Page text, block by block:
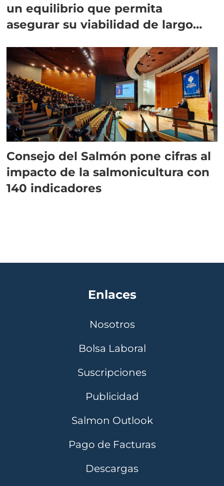
un equilibrio que permita
asegurar su viabilidad de largo
Consejo del Salmón pone cifras al
impacto de la salmonicultura con
140 indicadores
Enlaces
Nosotros
Bolsa Laboral
Suscripciones
Publicidad
Salmon Outlook
Pago de Facturas
Descargas